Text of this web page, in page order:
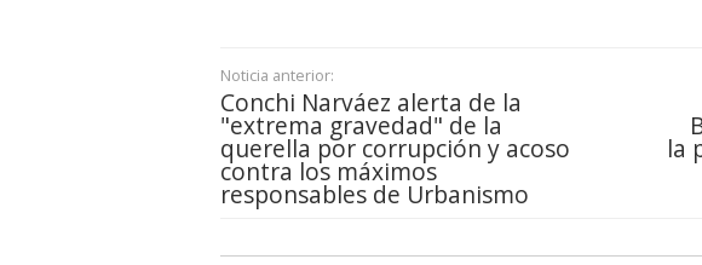
Noticia anterior:
Conchi Narváez alerta de la
"extrema gravedad" de la
querella por corrupción y acoso
contra los máximos
responsables de Urbanismo
la